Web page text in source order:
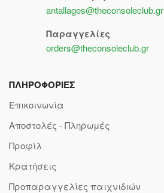
antallages@theconsoleclub.gr
Παραγγελίες
orders@theconsoleclub.gr
ΠΛΗΡΟΦΟΡΙΕΣ
Επικοινωνία
Αποστολές - Πληρωμές
Προφίλ
Κρατήσεις
Προπαραγγελίες παιχνιδιών